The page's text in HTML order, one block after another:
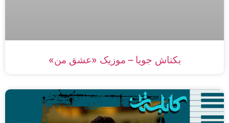
بکتاش جویا – موزیک «عشق من»